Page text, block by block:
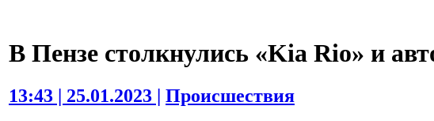
В Пензе столкнулись «Kia Rio» и
13:43 | 25.01.2023 | Происшествия